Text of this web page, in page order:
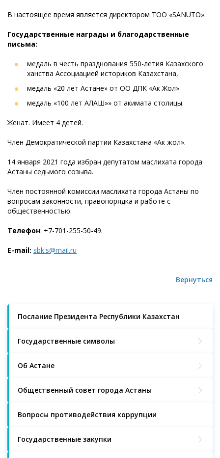
Послание Президента Республики Казахстан
Государственные символы
Об Астане
Общественный совет города Астаны
Вопросы противодействия коррупции
Государственные закупки
В настоящее время является директором ТОО «SANUTO».
Государственные награды и благодарственные
письма:
медаль в честь празднования 550-летия Казахского
ханства Ассоциацией историков Казахстана,
медаль «20 лет Астане» от ОО ДПК «Ак Жол»
медаль «100 лет АЛАШ»» от акимата столицы.
Женат. Имеет 4 детей.
Член Демократической партии Казахстана «Ак жол».
14 января 2021 года избран депутатом маслихата города
Астаны седьмого созыва.
Член постоянной комиссии маслихата города Астаны по
вопросам законности, правопорядка и работе с
общественностью.
Телефон: +7-701-255-50-49.
E-mail: sbk.s@mail.ru
Вернуться